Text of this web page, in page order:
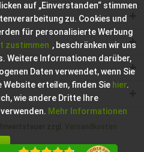
zzgl. Versandkosten
zur Bioraum GmbH
auf „Einverstanden“ stimmen
zu. Cookies und
für personalisierte Werbung
zustimmen , beschränken wir uns
Weitere Informationen darüber,
Daten verwendet, wenn Sie
Website erteilen, finden Sie hier.
wie andere Dritte Ihre
Mehr Informationen
Konfigurieren